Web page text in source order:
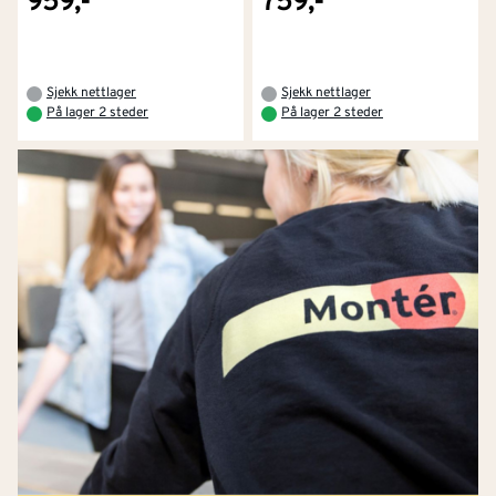
Husk også
som passer det nye parkettgulvet
ditt.
Her kan duse hvordan du enkelt kan legge
parkettgulv selv.
Vedlikehold og rengjøring av
parkett
For å bevare parkettgulvet lengst mulig, bør det
støvsuges eller tørrmoppes jevnlig. Ved vask brukes en
lett fuktet mopp og rengjøringsmiddel tilpasset
parkett. Unngå for mye vann.
Mange parkettgulv kan slipes én eller flere ganger,
Sjekk nettlager
På lager 2 steder
Sjekk nettlager
På lager 2 steder